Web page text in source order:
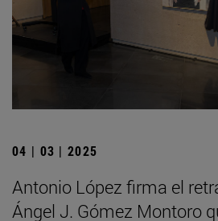
04 | 03 | 2025
Antonio López firma el
Ángel J. Gómez Montoro